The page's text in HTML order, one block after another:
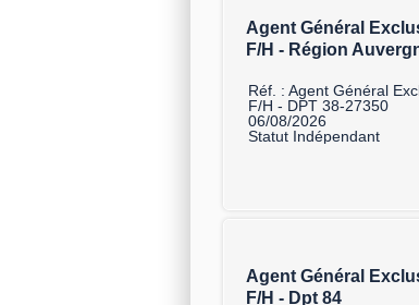
Agent Général
F/H - Région
Réf. : Agent Général
F/H - DPT 38-27350
06/08/2026
Statut Indépendant
Agent Général
F/H - Dpt 84